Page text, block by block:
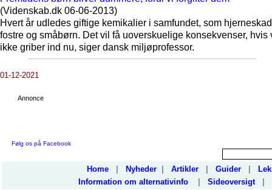
(Videnskab.dk 06-06-2013)
Hvert år udledes giftige kemikalier i samfundet, som
fostre og småbørn. Det vil få uoverskuelige konsekvenser, hvis
ikke griber ind nu, siger dansk miljøprofessor.
01-12-2021
Annonce
Følg os på Facebook
Home Nyheder Artikler Guider
Information om alternativinfo
Sideoversigt